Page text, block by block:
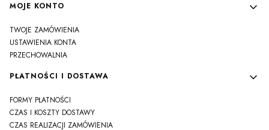
MOJE KONTO
TWOJE ZAMÓWIENIA
USTAWIENIA KONTA
PRZECHOWALNIA
PŁATNOŚCI I DOSTAWA
FORMY PŁATNOŚCI
CZAS I KOSZTY DOSTAWY
CZAS REALIZACJI ZAMÓWIENIA